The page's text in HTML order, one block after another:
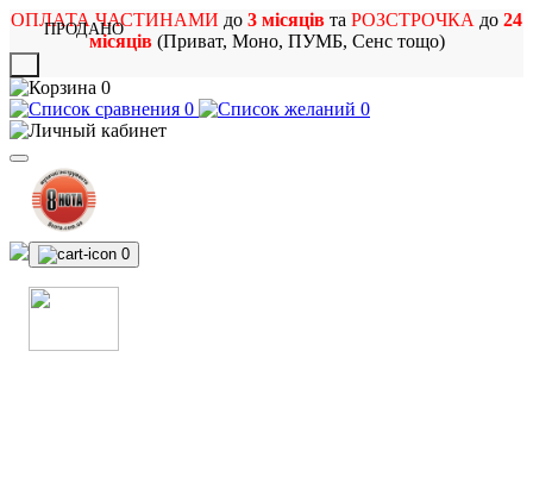
ОПЛАТА ЧАСТИНАМИ до 3 місяців та РОЗСТРОЧКА до 24
місяців(Приват, Моно, ПУМБ, Сенс тощо)
0
0
0
0
ПРОДАНО